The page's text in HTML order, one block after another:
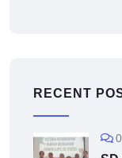
RECENT